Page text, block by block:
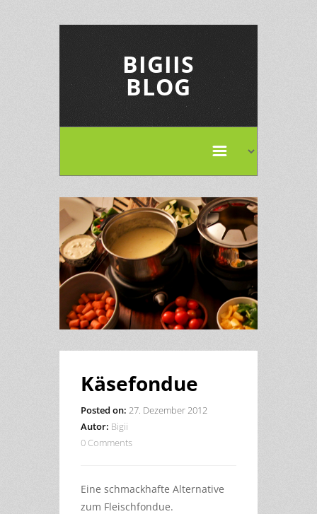
BIGIIS
BLOG
Käsefondue
Posted on: 27. Dezember 2012
Autor: Bigii
0 Comments
Eine schmackhafte Alternative
zum Fleischfondue.